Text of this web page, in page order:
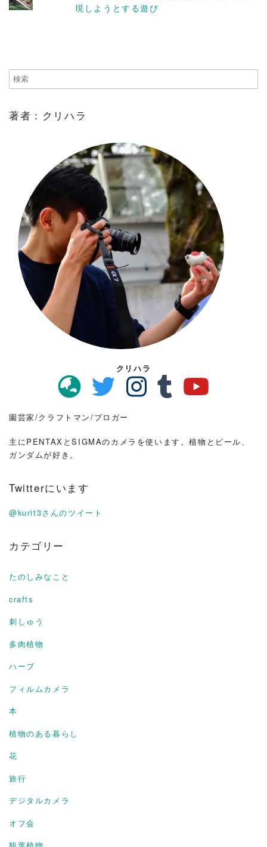
現しようとする遊び
著者：クリハラ
クリハラ
園芸家/クラフトマン/ブロガー
主にPENTAXとSIGMAのカメラを使います。植物とビール、
ガンダムが好き。
Twitterにいます
@kurit3さんのツイート
カテゴリー
たのしみなこと
crafts
刺しゅう
多肉植物
ハーブ
フィルムカメラ
本
植物のある暮らし
花
旅行
デジタルカメラ
オフ会